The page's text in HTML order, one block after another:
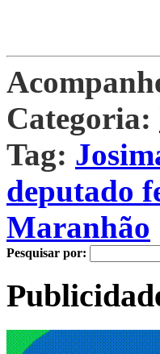
Categoria:
Tag:
deputado
Maranhão
Pesquisar por: